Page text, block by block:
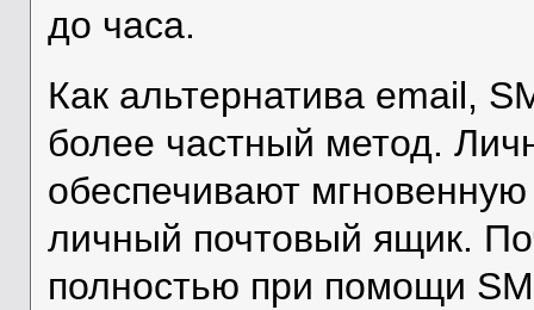
до часа.
Как альтернатива email,
более частный метод.
обеспечивают
личный почтовый ящик.
полностью при помощи